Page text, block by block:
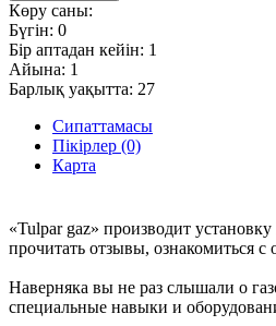
Көру саны:
Бүгін: 0
Бір аптадан кейін: 1
Айына: 1
Барлық уақытта: 27
Сипаттамасы
Пікірлер (0)
Карта
«Tulpar gaz» производит
прочитать отзывы, ознакомиться
Наверняка вы не раз слышали о
специальные навыки и